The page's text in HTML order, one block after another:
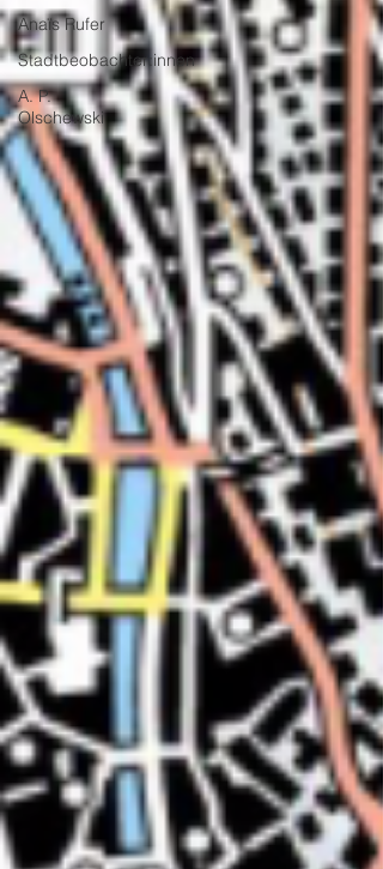
Anaïs Rufer
Stadtbeobachter:innen
A. P.
Olschewski